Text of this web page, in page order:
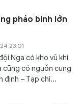
pháo binh lớn
23:01
Nga có kho vũ khí
cũng có nguồn cung
định – Tạp chí...